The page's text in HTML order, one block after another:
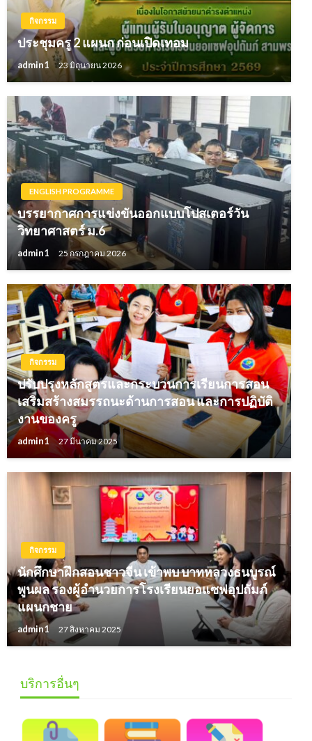
กิจกรรม
ประชุมครู 2 แผนก ก่อนเปิดเทอม
admin1 23 มิถุนายน 2026
ENGLISH PROGRAMME
บรรยากาศการแข่งขันออกแบบโปสเตอร์วัน
วิทยาศาสตร์ ม.6
admin1 25 กรกฎาคม 2026
กิจกรรม
ปรับปรุงหลักสูตรและกระบวนการเรียนการสอน
เสริมสร้างสมรรถนะด้านการสอน และการปฏิบัติ
งานของครู
admin1 27 มีนาคม 2025
กิจกรรม
นักศึกษาฝึกสอนชาวจีน เข้าพบ บาทหลวงธนบูรณ์
พูนผล รองผู้อำนวยการโรงเรียนยอแซฟอุปถัมภ์
แผนกชาย
admin1 27 สิงหาคม 2025
บริการอื่นๆ